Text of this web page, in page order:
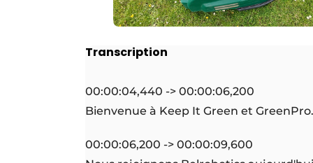
Transcription
00:00:04,440 -> 00:00:06,200
Bienvenue à Keep It Green et GreenPro.
00:00:06,200 -> 00:00:09,600